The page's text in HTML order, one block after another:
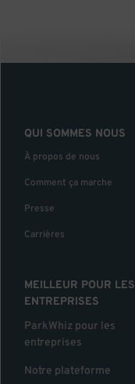
QUI SOMMES NOUS
À propos de nous
Comment ça marche
Presse
Carrières
MEILLEUR POUR LES
ENTREPRISES
ParkWhiz pour les
entreprises
Notre plateforme